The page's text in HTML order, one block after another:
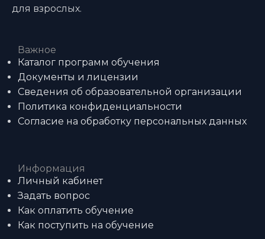
для взрослых.
Важное
Каталог программ обучения
Документы и лицензии
Сведения об образовательной организации
Политика конфиденциальности
Согласие на обработку персональных данных
Информация
Личный кабинет
Задать вопрос
Как оплатить обучение
Как поступить на обучение